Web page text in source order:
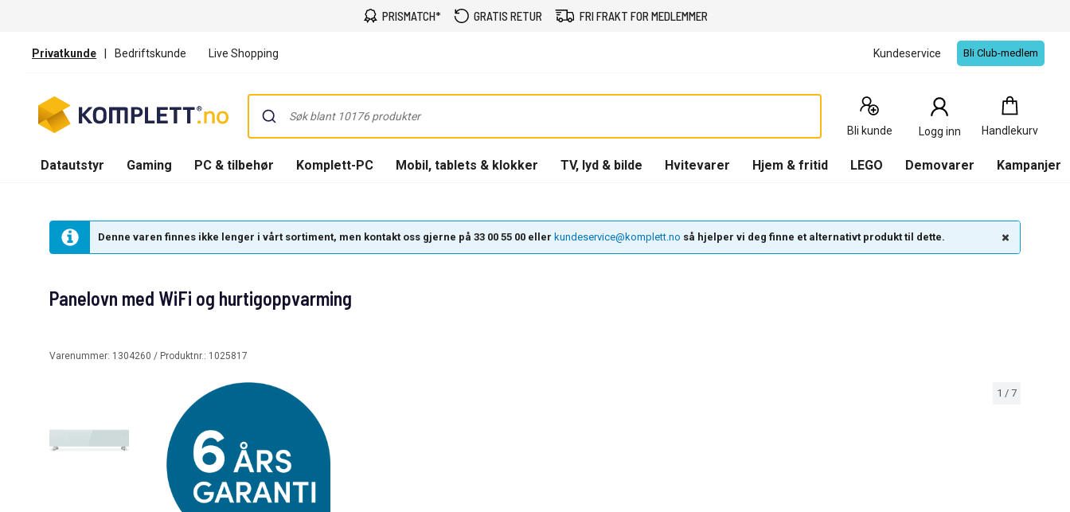
PRISMATCH* GRATIS RETUR FRI FRAKT FOR MEDLEMMER
Privatkunde | Bedriftskunde Live Shopping Kundeservice Bli Club-medlem
Bli kunde Logg inn Handlekurv
Handlekurv
0
Produkter
Datautstyr Gaming PC & tilbehør Komplett-PC Mobil, tablets & klokker TV, lyd & bilde Hvitevarer Hjem & fritid LEGO Demovarer Kampanjer
Denne varen finnes ikke lenger i vårt sortiment, men kontakt oss gjerne på 33 00 55 00 eller kundeservice@komplett.no så hjelper vi deg finne et alternativt produkt til dette.
1 / 7
Panelovn med WiFi og hurtigoppvarming
Varenummer: 1304260 / Produktnr.: 1025817